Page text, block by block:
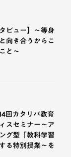
ビュー】〜等身
向き合うからこ
と〜
回カタリバ教育
スセミナー〜ア
グ型「教科学習
る特別授業〜を